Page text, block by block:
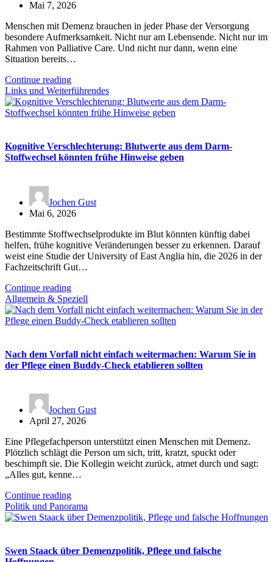
Mai 7, 2026
Menschen mit Demenz brauchen in jeder Phase der Versorgung
besondere Aufmerksamkeit. Nicht nur am Lebensende. Nicht nur im
Rahmen von Palliative Care. Und nicht nur dann, wenn eine
Situation bereits…
Continue reading
Links und Weiterführendes
Kognitive Verschlechterung: Blutwerte aus dem Darm-
Stoffwechsel könnten frühe Hinweise geben
Jochen Gust
Mai 6, 2026
Bestimmte Stoffwechselprodukte im Blut könnten künftig dabei
helfen, frühe kognitive Veränderungen besser zu erkennen. Darauf
weist eine Studie der University of East Anglia hin, die 2026 in der
Fachzeitschrift Gut…
Continue reading
Allgemein & Speziell
Nach dem Vorfall nicht einfach weitermachen: Warum Sie in
der Pflege einen Buddy-Check etablieren sollten
Jochen Gust
April 27, 2026
Eine Pflegefachperson unterstützt einen Menschen mit Demenz.
Plötzlich schlägt die Person um sich, tritt, kratzt, spuckt oder
beschimpft sie. Die Kollegin weicht zurück, atmet durch und sagt:
„Alles gut, kenne…
Continue reading
Politik und Panorama
Swen Staack über Demenzpolitik, Pflege und falsche